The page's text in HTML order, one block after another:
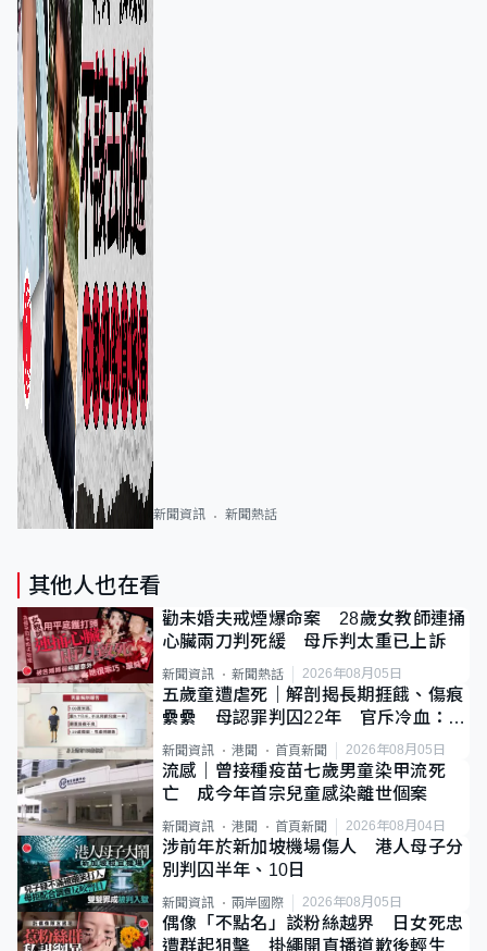
新聞資訊 新聞熱話
其他人也在看
勸未婚夫戒煙爆命案 28歲女教師連捅
心臟兩刀判死緩 母斥判太重已上訴
新聞資訊 新聞熱話 2026年08月05日
五歲童遭虐死｜解剖揭長期捱餓、傷痕
纍纍 母認罪判囚22年 官斥冷血：同
類案最惡劣
新聞資訊 港聞 首頁新聞 2026年08月05日
流感｜曾接種疫苗七歲男童染甲流死
亡 成今年首宗兒童感染離世個案
新聞資訊 港聞 首頁新聞 2026年08月04日
涉前年於新加坡機場傷人 港人母子分
別判囚半年、10日
新聞資訊 兩岸國際 2026年08月05日
偶像「不點名」談粉絲越界 日女死忠
遭群起狙擊 掛繩開直播道歉後輕生